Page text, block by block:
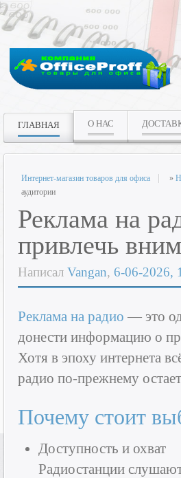
ГЛАВНАЯ О НАС
Интернет-магазин товаров для офиса »
аудитории
Реклама на
привлечь
Написал Vangan, 6-06-2026,
Реклама на радио — это
донести информацию о
Хотя в эпоху интернета
радио по-прежнему
Почему стоит
Доступность и охват
Радиостанции